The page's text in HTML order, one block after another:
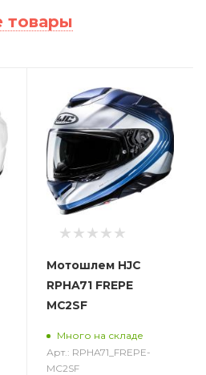
товары
Мотошлем HJC
RPHA71 FREPE
MC2SF
Много на складе
Арт.: RPHA71_FREPE-
MC2SF